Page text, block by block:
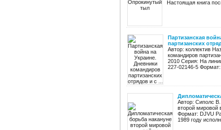
Настоящая книга
Партизанская
партизанских
Автор: коллектив
командиров
2010 Серия: На
227-02146-5
Автор: Сиполс
второй мировой
Формат: DJVU
1989 году